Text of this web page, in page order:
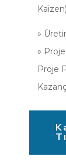
Kaizen)
»
»
Proje